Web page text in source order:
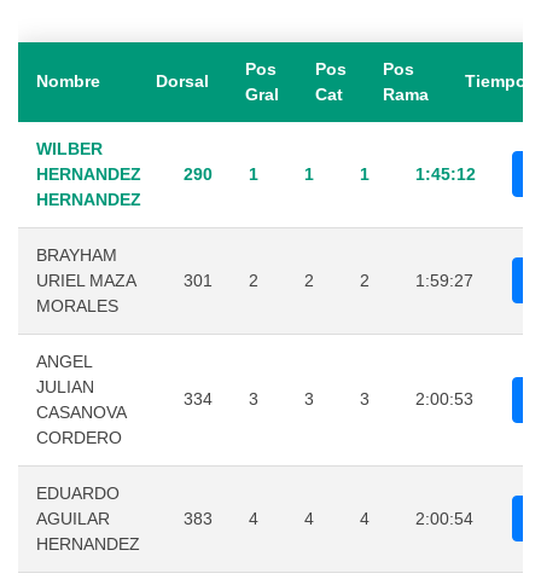
Nombre Dorsal
Pos
Gral
Pos
Cat
Pos
Rama
Tiempo
WILBER
HERNANDEZ
HERNANDEZ
290 1 1 1 1:45:12
BRAYHAM
URIEL MAZA
MORALES
301 2 2 2 1:59:27
ANGEL
JULIAN
CASANOVA
CORDERO
334 3 3 3 2:00:53
EDUARDO
AGUILAR
HERNANDEZ
383 4 4 4 2:00:54